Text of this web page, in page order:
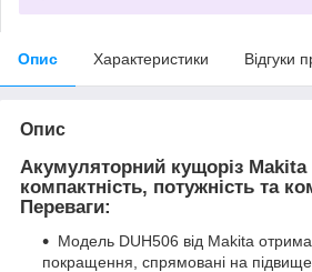
Опис Характеристики Відгуки
Опис
Акумуляторний кущоріз
компактність, потужність та
Переваги:
Модель DUH506 від Makita
покращення, спрямовані на